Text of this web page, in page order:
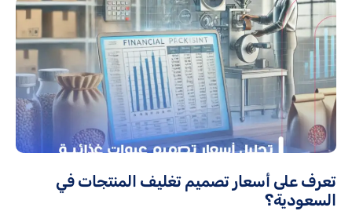
تعرف على أسعار تصميم تغليف المنتجات في
السعودية؟